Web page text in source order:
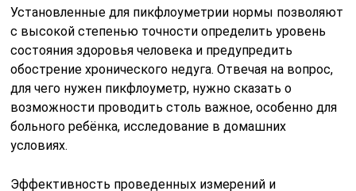
Установленные для пикфлоуметрии нормы позволяют
с высокой степенью точности определить уровень
состояния здоровья человека и предупредить
обострение хронического недуга. Отвечая на вопрос,
для чего нужен пикфлоуметр, нужно сказать о
возможности проводить столь важное, особенно для
больного ребёнка, исследование в домашних
условиях.
Эффективность проведенных измерений и